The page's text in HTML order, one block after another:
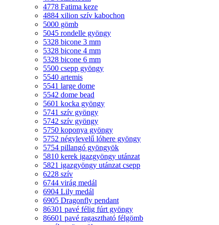
4778 Fatima keze
4884 xilion szív kabochon
5000 gömb
5045 rondelle gyöngy
5328 bicone 3 mm
5328 bicone 4 mm
5328 bicone 6 mm
5500 csepp gyöngy
5540 artemis
5541 large dome
5542 dome bead
5601 kocka gyöngy
5741 szív gyöngy
5742 szív gyöngy
5750 koponya gyöngy
5752 négylevelű lóhere gyöngy
5754 pillangó gyöngyök
5810 kerek igazgyöngy utánzat
5821 igazgyöngy utánzat csepp
6228 szív
6744 virág medál
6904 Lily medál
6905 Dragonfly pendant
86301 pavé félig fúrt gyöngy
86601 pavé ragasztható félgömb